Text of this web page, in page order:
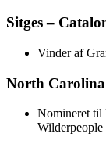
Sitges –
Vinder af
North
Nomineret til
Wilderpeople